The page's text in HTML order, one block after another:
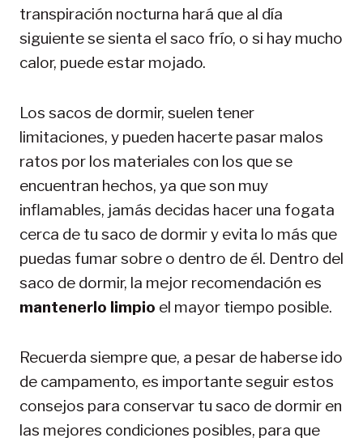
transpiración nocturna hará que al día
siguiente se sienta el saco frío, o si hay mucho
calor, puede estar mojado.
Los sacos de dormir, suelen tener
limitaciones, y pueden hacerte pasar malos
ratos por los materiales con los que se
encuentran hechos, ya que son muy
inflamables, jamás decidas hacer una fogata
cerca de tu saco de dormir y evita lo más que
puedas fumar sobre o dentro de él. Dentro del
saco de dormir, la mejor recomendación es
mantenerlo limpio el mayor tiempo posible.
Recuerda siempre que, a pesar de haberse ido
de campamento, es importante seguir estos
consejos para conservar tu saco de dormir en
las mejores condiciones posibles, para que